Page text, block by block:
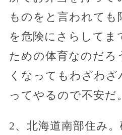
ものをと言われても
を危険にさらしてま
ための体育なのだろ
くなってもわざわ
ってやるので不安だ。
2、北海道南部住み